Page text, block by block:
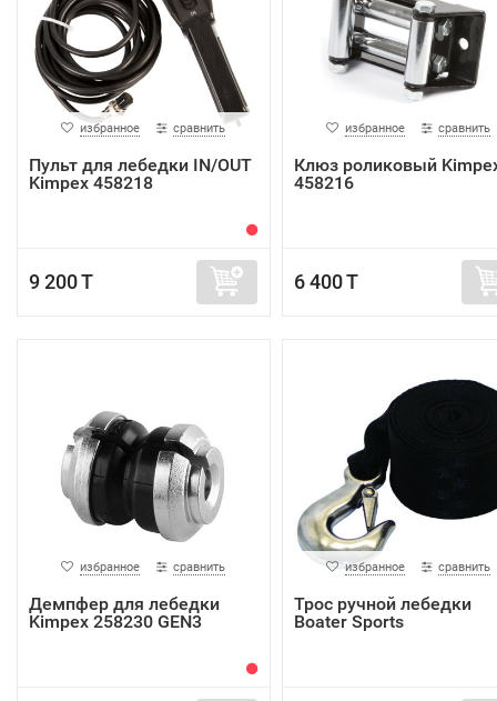
избранное сравнить
Пульт для лебедки IN/OUT
Kimpex 458218
9 200 T
избранное сравнить
Клюз роликовый
458216
6 400 T
избранное сравнить
Демпфер для лебедки
Kimpex 258230 GEN3
избранное сравнить
Трос ручной лебедки
Boater Sports